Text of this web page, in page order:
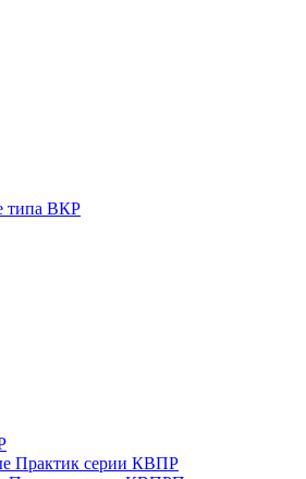
типа ВКР
Практик серии КВПР